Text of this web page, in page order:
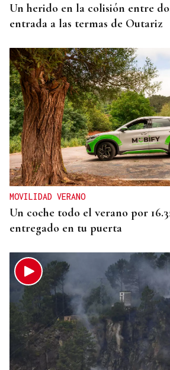
Un herido en la colisión entre
entrada a las termas de Outariz
MOVILIDAD VERANO
Un coche todo el verano por
entregado en tu puerta